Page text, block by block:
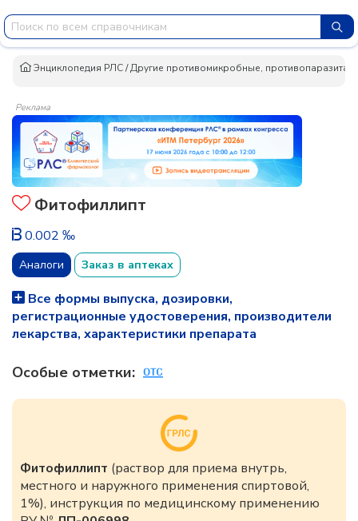
Энциклопедия РЛС/Другие противомикробные,
Реклама
Фитофиллипт
0.002 ‰
Аналоги Заказ в аптеках
Все формы выпуска, дозировки,
регистрационные удостоверения, производители
лекарства, характеристики препарата
Особые отметки:
Фитофиллипт (раствор для приема внутрь,
местного и наружного применения спиртовой,
1%), инструкция по медицинскому применению